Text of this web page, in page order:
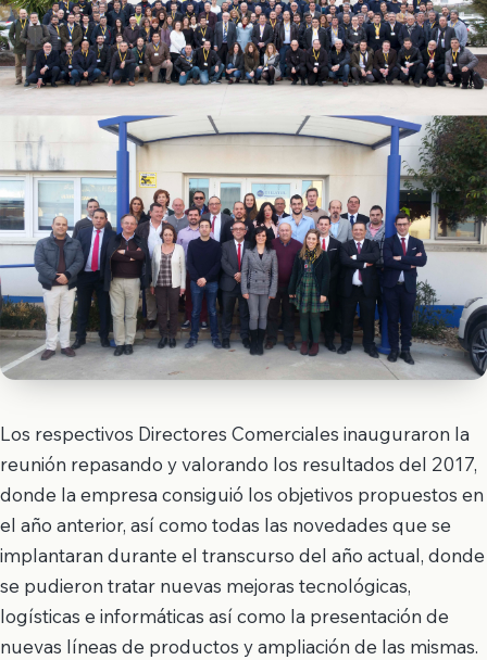
Los respectivos Directores Comerciales inauguraron la
reunión repasando y valorando los resultados del 2017,
donde la empresa consiguió los objetivos propuestos en
el año anterior, así como todas las novedades que se
implantaran durante el transcurso del año actual, donde
se pudieron tratar nuevas mejoras tecnológicas,
logísticas e informáticas así como la presentación de
nuevas líneas de productos y ampliación de las mismas.